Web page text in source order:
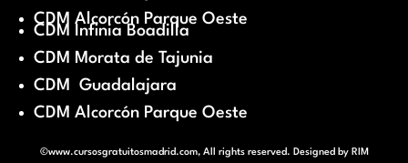
CDM Alcorcón Parque Oeste
CDM Infinia Boadilla
CDM Morata de Tajunia
CDM Guadalajara
CDM Alcorcón Parque Oeste
©www.cursosgratuitosmadrid.com, All rights reserved. Designed by RIM